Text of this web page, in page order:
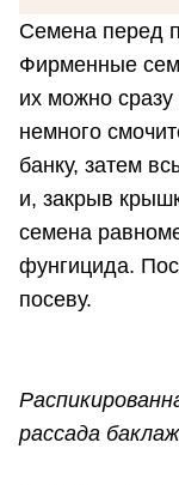
Семена перед
Фирменные
их можно
немного
банку, затем
и, закрыв
семена
фунгицида.
посеву.
рассада